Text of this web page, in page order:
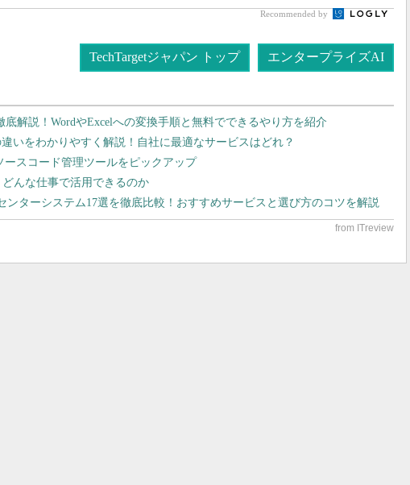
Recommended by
TechTargetジャパン トップ エンタープライズAI
底解説！WordやExcelへの変換手順と無料でできるやり方を紹介
違いをわかりやすく解説！自社に最適なサービスはどれ？
ースコード管理ツールをピックアップ
どんな仕事で活用できるのか
ンターシステム17選を徹底比較！おすすめサービスと選び方のコツを解説